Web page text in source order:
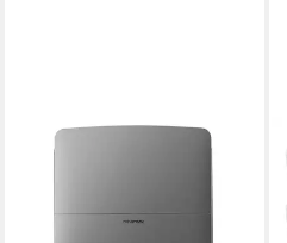
20, 36.000 Pa, Brandneues